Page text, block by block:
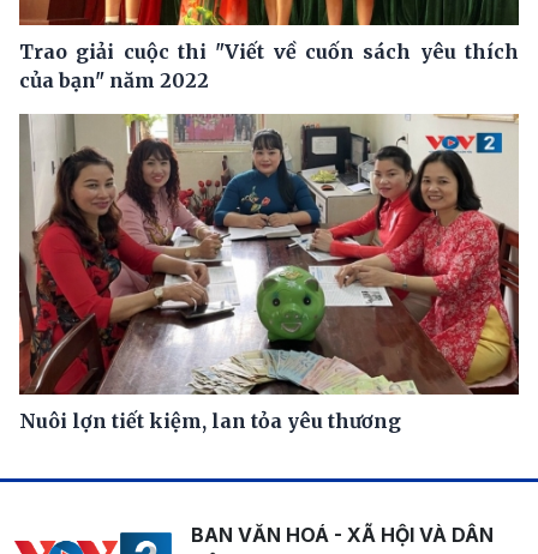
Trao giải cuộc thi "Viết về cuốn sách yêu thích
của bạn" năm 2022
Nuôi lợn tiết kiệm, lan tỏa yêu thương
BAN VĂN HOÁ - XÃ HỘI VÀ DÂN